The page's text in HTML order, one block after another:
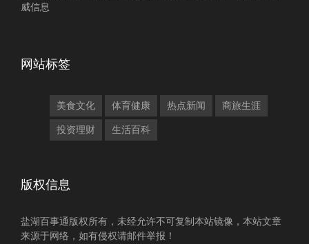
威信息
网站标签
美食文化 体育健康 热点新闻 商旅生涯
投资理财 生活百科
版权信息
盐湖百事通版权所有，未经允许不可复制本站镜像，本站文章
来源于网络，如有侵权请邮件举报！